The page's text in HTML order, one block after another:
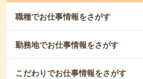
職種でお仕事情報をさがす
勤務地でお仕事情報をさがす
こだわりでお仕事情報をさがす